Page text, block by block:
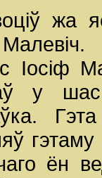
жа
Іосіф
у
гэтаму
ён